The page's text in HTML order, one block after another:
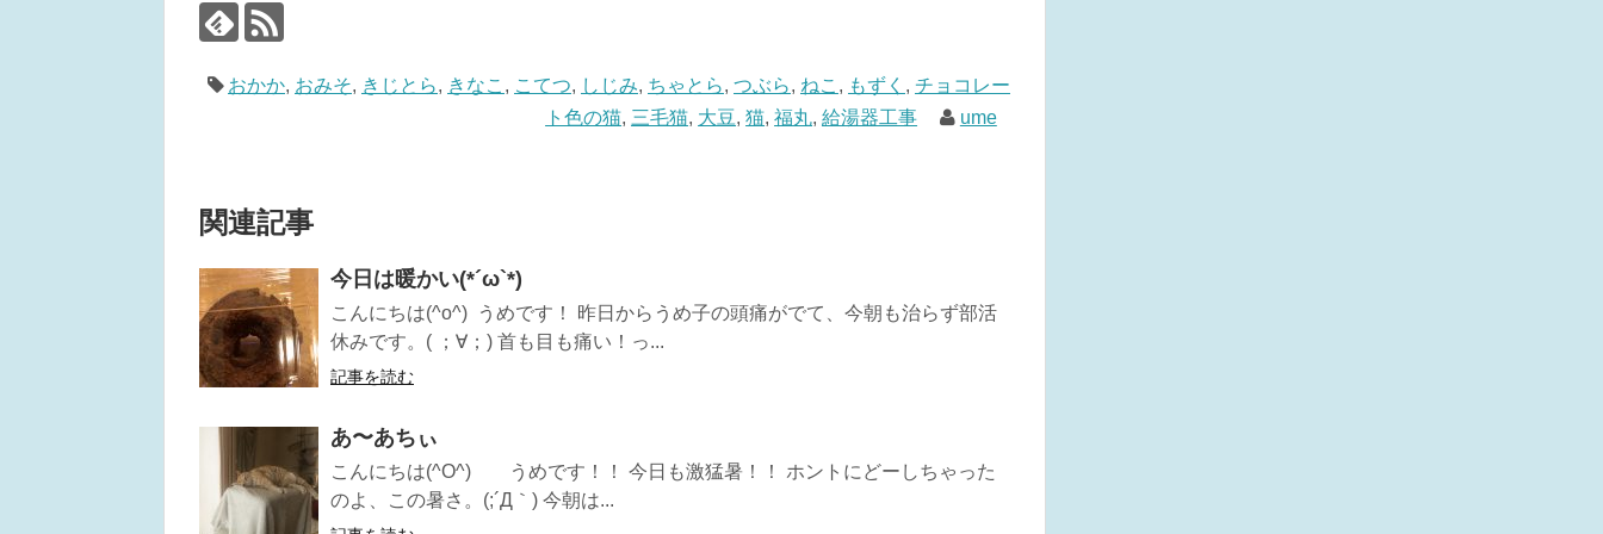
おかか, おみそ, きじとら, きなこ , こてつ, しじみ, ちゃとら, つぶら, ねこ , もずく , チョコレー
ト色の猫, 三毛猫, 大豆,猫,福丸,給湯器工事 ume
関連記事
今日は暖かい(*´ω`*)
こんにちは(^o^) うめです！ 昨日からうめ子の頭痛がでて、今朝も治らず部活
休みです。( ；∀；) 首も目も痛い！っ...
記事を読む
あ〜あちぃ
こんにちは(^O^) うめです！！ 今日も激猛暑！！ ホントにどーしちゃった
のよ、この暑さ。(;´Д｀) 今朝は...